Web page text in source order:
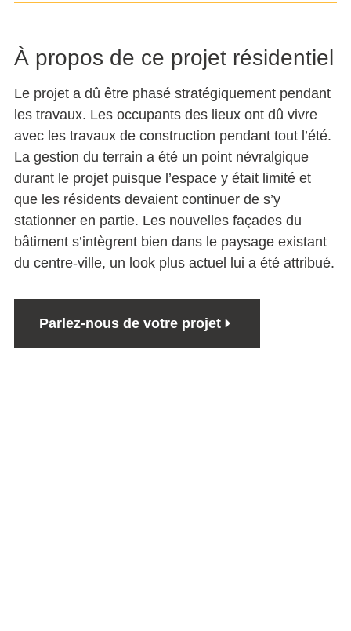
À propos de ce projet résidentiel
Le projet a dû être phasé stratégiquement pendant
les travaux. Les occupants des lieux ont dû vivre
avec les travaux de construction pendant tout l’été.
La gestion du terrain a été un point névralgique
durant le projet puisque l’espace y était limité et
que les résidents devaient continuer de s’y
stationner en partie. Les nouvelles façades du
bâtiment s’intègrent bien dans le paysage existant
du centre-ville, un look plus actuel lui a été attribué.
Parlez-nous de votre projet